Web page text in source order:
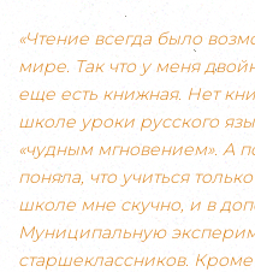
«Чтение всегда было
мире. Так что у меня
еще есть книжная. Нет
школе уроки русского
«чудным мгновением». А
поняла, что учиться
школе мне скучно, и в
Муниципальную
старшеклассников.